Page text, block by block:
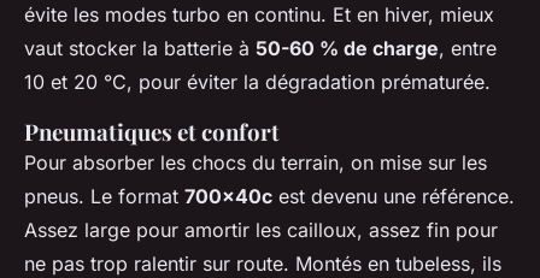
évite les modes turbo en continu. Et en hiver, mieux
vaut stocker la batterie à 50-60 % de charge, entre
10 et 20 °C, pour éviter la dégradation prématurée.
Pneumatiques et confort
Pour absorber les chocs du terrain, on mise sur les
pneus. Le format 700x40c est devenu une référence.
Assez large pour amortir les cailloux, assez fin pour
ne pas trop ralentir sur route. Montés en tubeless, ils